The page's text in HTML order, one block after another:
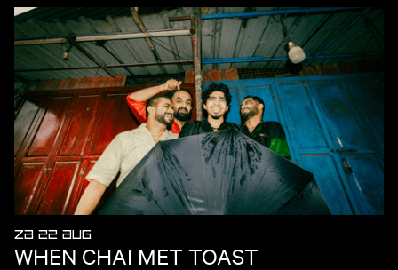
ZA 22 AUG
WHEN CHAI MET TOAST